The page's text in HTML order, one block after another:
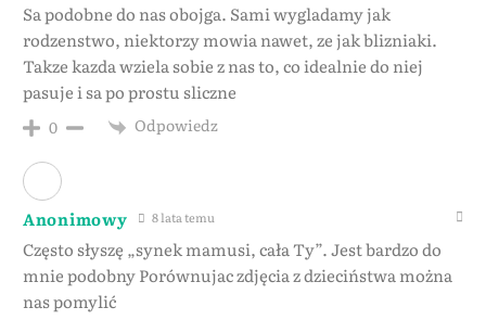
Sa podobne do nas obojga. Sami wygladamy jak
rodzenstwo, niektorzy mowia nawet, ze jak blizniaki.
Takze kazda wziela sobie z nas to, co idealnie do niej
pasuje i sa po prostu sliczne
0 Odpowiedz
Anonimowy 8 lata temu
Często słyszę „synek mamusi, cała Ty”. Jest bardzo do
mnie podobny Porównujac zdjęcia z dzieciństwa można
nas pomylić